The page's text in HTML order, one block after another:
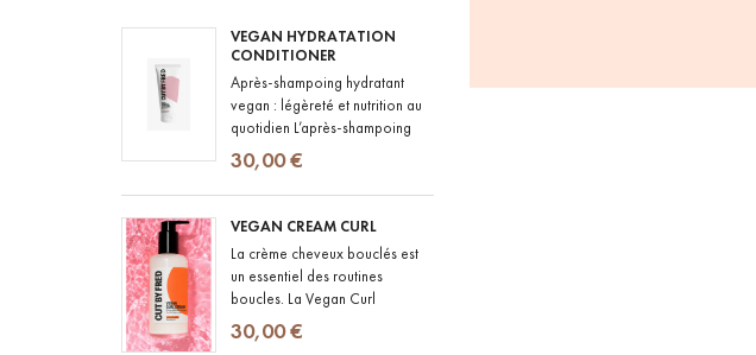
VEGAN HYDRATATION
CONDITIONER
Après-shampoing hydratant
vegan : légèreté et nutrition au
quotidien L’après-shampoing
hydratant est un indispensable
de toute routine capillaire,...
30,00 €
VEGAN CREAM CURL
La crème cheveux bouclés est
un essentiel des routines
boucles. La Vegan Curl
Cream de CUT BY FRED a été
pensée pour les cheveux
30,00 €